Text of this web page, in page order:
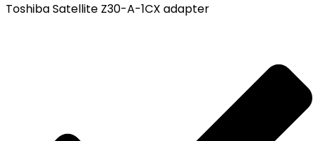
Toshiba Satellite Z30-A-1CX adapter